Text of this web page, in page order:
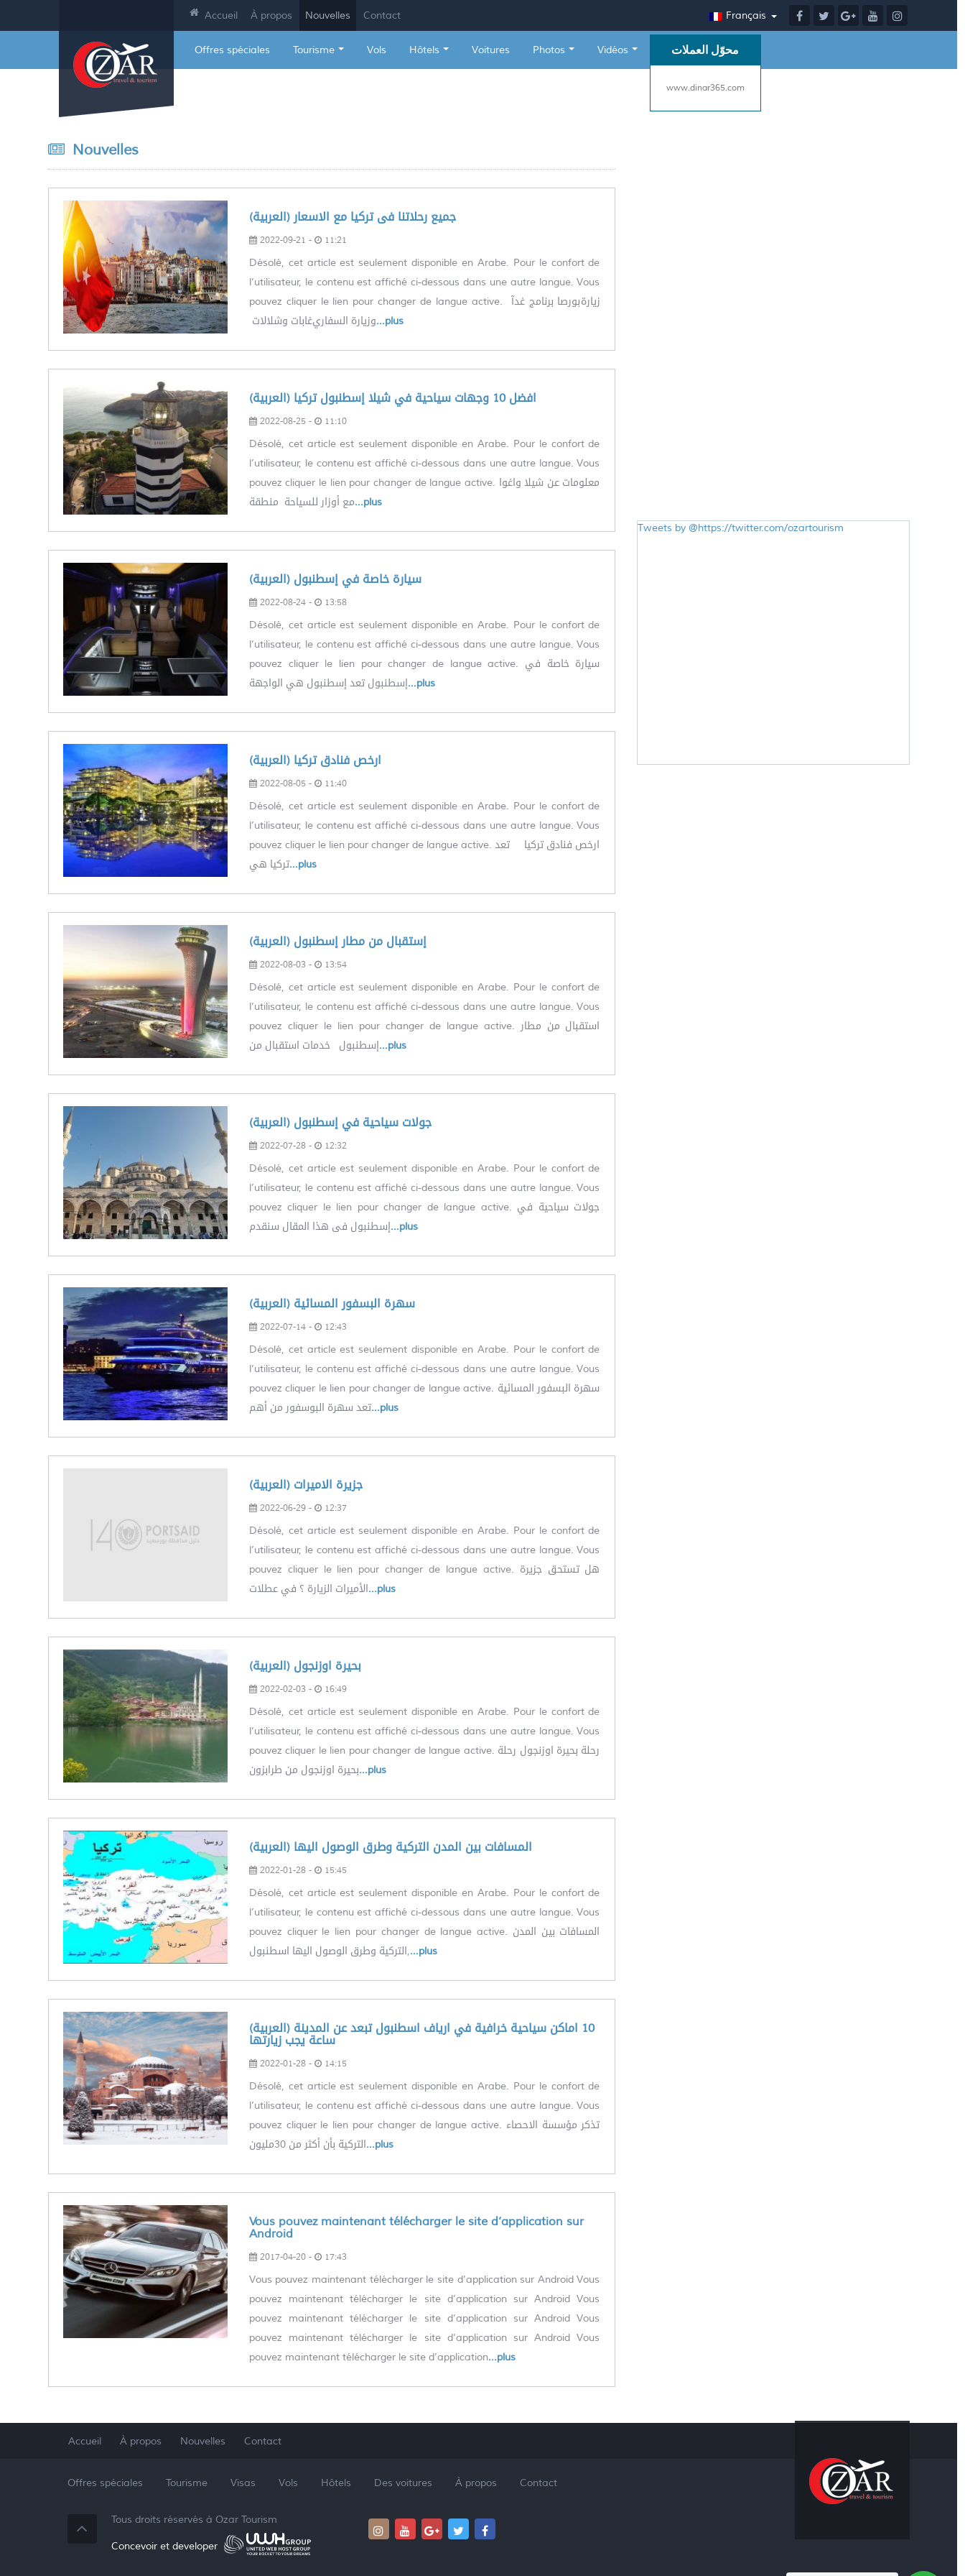
Français
Accueil À propos Nouvelles Contact
Offres spéciales Tourisme Vols Hôtels Voitures Photos Vidéos محوّل العملات
www.dinar365.com
Nouvelles
(العربية) جميع رحلاتنا فى تركيا مع الاسعار
2022-09-21 - 11:21
Désolé, cet article est seulement disponible en Arabe. Pour le confort de
l’utilisateur, le contenu est affiché ci-dessous dans une autre langue. Vous
pouvez cliquer le lien pour changer de langue active. برنامج غدآ ‏‎بورصا ‏‎زيارة
غابات وشلالات ‏‎وزيارة السفاري...plus
(العربية) افضل 10 وجهات سياحية في شيلا إسطنبول تركيا
2022-08-25 - 11:10
Désolé, cet article est seulement disponible en Arabe. Pour le confort de
l’utilisateur, le contenu est affiché ci-dessous dans une autre langue. Vous
pouvez cliquer le lien pour changer de langue active. معلومات عن شيلا واغوا
مع أوزار للسياحة منطقة...plus
(العربية) سيارة خاصة في إسطنبول
2022-08-24 - 13:58
Désolé, cet article est seulement disponible en Arabe. Pour le confort de
l’utilisateur, le contenu est affiché ci-dessous dans une autre langue. Vous
pouvez cliquer le lien pour changer de langue active. سيارة خاصة في
إسطنبول تعد إسطنبول هي الواجهة ...plus
(العربية) ارخص فنادق تركيا
2022-08-05 - 11:40
Désolé, cet article est seulement disponible en Arabe. Pour le confort de
l’utilisateur, le contenu est affiché ci-dessous dans une autre langue. Vous
pouvez cliquer le lien pour changer de langue active. ارخص فنادق تركيا تعد
تركيا هي...plus
(العربية) إستقبال من مطار إسطنبول
2022-08-03 - 13:54
Désolé, cet article est seulement disponible en Arabe. Pour le confort de
l’utilisateur, le contenu est affiché ci-dessous dans une autre langue. Vous
pouvez cliquer le lien pour changer de langue active. استقبال من مطار
إسطنبول خدمات استقبال من ...plus
(العربية) جولات سياحية في إسطنبول
2022-07-28 - 12:32
Désolé, cet article est seulement disponible en Arabe. Pour le confort de
l’utilisateur, le contenu est affiché ci-dessous dans une autre langue. Vous
pouvez cliquer le lien pour changer de langue active. جولات سياحية في
إسطنبول فى هذا المقال سنقدم ...plus
(العربية) سهرة البسفور المسائية
2022-07-14 - 12:43
Désolé, cet article est seulement disponible en Arabe. Pour le confort de
l’utilisateur, le contenu est affiché ci-dessous dans une autre langue. Vous
pouvez cliquer le lien pour changer de langue active. سهرة البسفور المسائية
تعد سهرة البوسفور من أهم...plus
(العربية) جزيرة الاميرات
2022-06-29 - 12:37
Désolé, cet article est seulement disponible en Arabe. Pour le confort de
l’utilisateur, le contenu est affiché ci-dessous dans une autre langue. Vous
pouvez cliquer le lien pour changer de langue active. هل تستحق جزيرة
الأميرات الزيارة ؟ في عطلات ...plus
(العربية) بحيرة اوزنجول
2022-02-03 - 16:49
Désolé, cet article est seulement disponible en Arabe. Pour le confort de
l’utilisateur, le contenu est affiché ci-dessous dans une autre langue. Vous
pouvez cliquer le lien pour changer de langue active. رحلة بحيرة اوزنجول رحلة
بحيرة اوزنجول من طرابزون...plus
(العربية) المسافات بين المدن التركية وطرق الوصول اليها
2022-01-28 - 15:45
Désolé, cet article est seulement disponible en Arabe. Pour le confort de
l’utilisateur, le contenu est affiché ci-dessous dans une autre langue. Vous
pouvez cliquer le lien pour changer de langue active. المسافات بين المدن
التركية وطرق الوصول اليها اسطنبول,...plus
(العربية) 10 اماكن سياحية خرافية في ارياف اسطنبول تبعد عن المدينة
ساعة يجب زيارتها
2022-01-28 - 14:15
Désolé, cet article est seulement disponible en Arabe. Pour le confort de
l’utilisateur, le contenu est affiché ci-dessous dans une autre langue. Vous
pouvez cliquer le lien pour changer de langue active. تذكر مؤسسة الاحصاء
التركية بأن أكثر من 30مليون ...plus
Vous pouvez maintenant télécharger le site d’application sur
Android
2017-04-20 - 17:43
Vous pouvez maintenant télécharger le site d’application sur Android Vous
pouvez maintenant télécharger le site d’application sur Android Vous
pouvez maintenant télécharger le site d’application sur Android Vous
pouvez maintenant télécharger le site d’application sur Android Vous
pouvez maintenant télécharger le site d’application...plus
Tweets by @‎https://twitter.com/ozartourism
Accueil À propos Nouvelles Contact
Offres spéciales Tourisme Visas Vols Hôtels Des voitures À propos Contact
Tous droits réservés à Ozar Tourism
Concevoir et developer